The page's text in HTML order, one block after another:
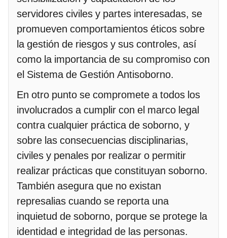
servidores civiles y partes interesadas, se
promueven comportamientos éticos sobre
la gestión de riesgos y sus controles, así
como la importancia de su compromiso con
el Sistema de Gestión Antisoborno.
En otro punto se compromete a todos los
involucrados a cumplir con el marco legal
contra cualquier práctica de soborno, y
sobre las consecuencias disciplinarias,
civiles y penales por realizar o permitir
realizar prácticas que constituyan soborno.
También asegura que no existan
represalias cuando se reporta una
inquietud de soborno, porque se protege la
identidad e integridad de las personas.